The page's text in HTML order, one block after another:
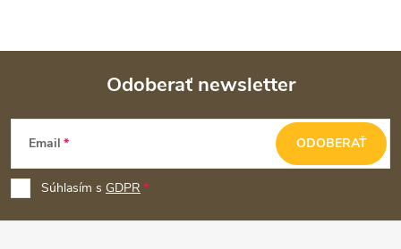
Z
p
ä
Odoberať newsletter
Email
Súhlasím s GDPR
ODOBERAŤ